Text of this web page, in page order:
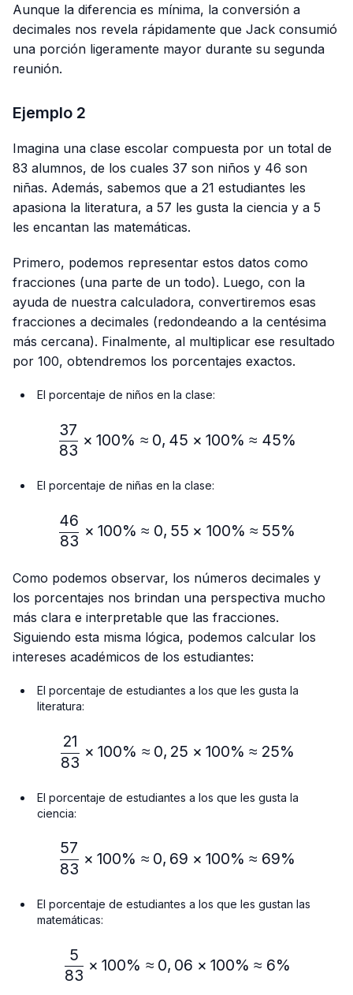
Aunque la diferencia es mínima, la conversión a
decimales nos revela rápidamente que Jack consumió
una porción ligeramente mayor durante su segunda
reunión.
Ejemplo 2
Imagina una clase escolar compuesta por un total de
83 alumnos, de los cuales 37 son niños y 46 son
niñas. Además, sabemos que a 21 estudiantes les
apasiona la literatura, a 57 les gusta la ciencia y a 5
les encantan las matemáticas.
Primero, podemos representar estos datos como
fracciones (una parte de un todo). Luego, con la
ayuda de nuestra calculadora, convertiremos esas
fracciones a decimales (redondeando a la centésima
más cercana). Finalmente, al multiplicar ese resultado
por 100, obtendremos los porcentajes exactos.
El porcentaje de niños en la clase:
\frac{37}{83} × 100\%≈
83
37
× 100% ≈ 0, 45 × 100% ≈ 45%
El porcentaje de niñas en la clase:
\frac{46}{83} × 100\%
83
46
× 100% ≈ 0, 55 × 100% ≈ 55%
Como podemos observar, los números decimales y
los porcentajes nos brindan una perspectiva mucho
más clara e interpretable que las fracciones.
Siguiendo esta misma lógica, podemos calcular los
intereses académicos de los estudiantes:
El porcentaje de estudiantes a los que les gusta la
literatura:
\frac{21}{83} × 100\% ≈
83
21
× 100% ≈ 0, 25 × 100% ≈ 25%
El porcentaje de estudiantes a los que les gusta la
ciencia:
\frac{57}{83} × 100\% ≈
83
57
× 100% ≈ 0, 69 × 100% ≈ 69%
El porcentaje de estudiantes a los que les gustan las
matemáticas:
\frac{5}{83} × 100\% ≈
83
5
× 100% ≈ 0, 06 × 100% ≈ 6%